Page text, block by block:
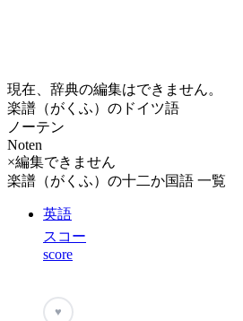
現在、辞典の編集はできません。
楽譜（がくふ）のドイツ語
ノーテン
Noten
×編集できません
楽譜（がくふ）の十二か国語 一覧
英語
スコー
score
♥